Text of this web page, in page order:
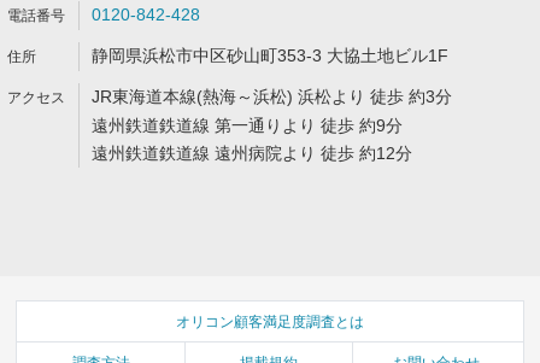
0120-842-428
静岡県浜松市中区砂山町353-3 大協土地ビル1F
JR東海道本線(熱海～浜松) 浜松より 徒歩 約3分
遠州鉄道鉄道線 第一通りより 徒歩 約9分
遠州鉄道鉄道線 遠州病院より 徒歩 約12分
オリコン顧客満足度調査とは